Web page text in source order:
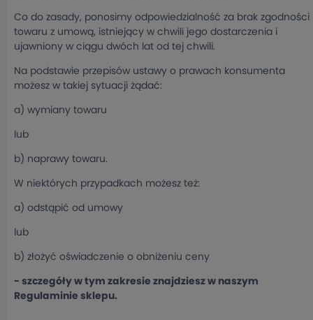
Co do zasady, ponosimy odpowiedzialność za brak zgodności
towaru z umową, istniejący w chwili jego dostarczenia i
ujawniony w ciągu dwóch lat od tej chwili.
Na podstawie przepisów ustawy o prawach konsumenta
możesz w takiej sytuacji żądać:
a) wymiany towaru
lub
b) naprawy towaru.
W niektórych przypadkach możesz też:
a) odstąpić od umowy
lub
b) złożyć oświadczenie o obniżeniu ceny
- szczegóły w tym zakresie znajdziesz w naszym
Regulaminie sklepu.